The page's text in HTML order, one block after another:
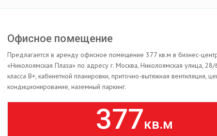
Офисное помещение
Предлагается в аренду офисное помещение 377 кв.м в бизнес-
«Николоямская Плаза» по адресу г. Москва, Николоямская улица,
класса B+, кабинетной планировки, приточно-вытяжная вентиляция,
кондиционирование, наземный паркинг.
377кв.м